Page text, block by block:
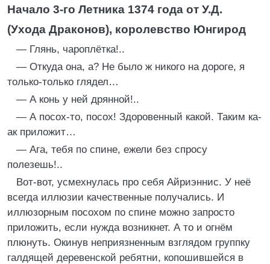
Начало 3-го Летника 1374 года от У.Д.
(Ухода Драконов), королевство Юнгирод
— Глянь, чароплётка!..
— Откуда она, а? Не было ж никого на дороге, я
только-только глядел…
— А конь у ней дрянной!..
— А посох-то, посох! Здоровенный какой. Таким ка-
ак приложит…
— Ага, тебя по спине, ежели без спросу
полезешь!..
Вот-вот, усмехнулась про себя Айриэннис. У неё
всегда иллюзии качественные получались. И
иллюзорным посохом по спине можно запросто
приложить, если нужда возникнет. А то и огнём
плюнуть. Окинув неприязненным взглядом группку
галдящей деревенской ребятни, копошившейся в